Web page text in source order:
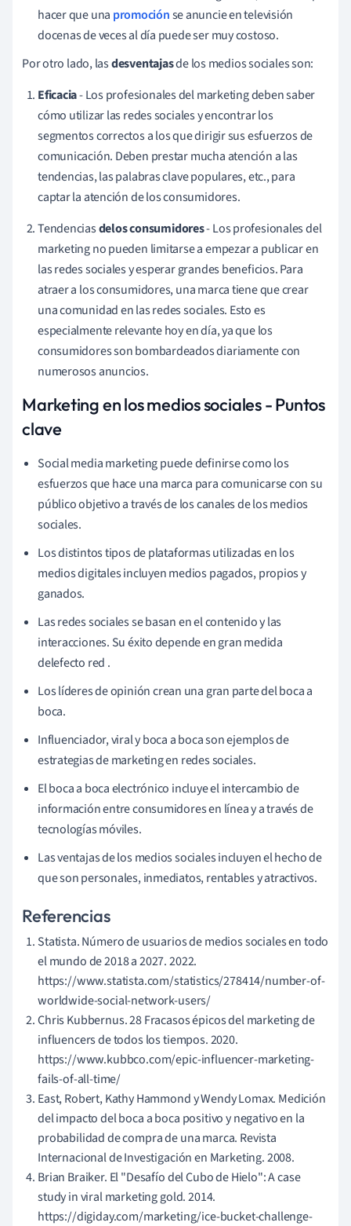
hacer que una promociónse anuncie en televisión
docenas de veces al día puede ser muy costoso.
Por otro lado, lasdesventajasde los medios sociales son:
Eficacia- Los profesionales del marketing deben saber
cómo utilizar las redes sociales y encontrar los
segmentos correctos a los que dirigir sus esfuerzos de
comunicación. Deben prestar mucha atención a las
tendencias, las palabras clave populares, etc., para
captar la atención de los consumidores.
Tendenciasdelos consumidores- Los profesionales del
marketing no pueden limitarse a empezar a publicar en
las redes sociales y esperar grandes beneficios. Para
atraer a los consumidores, una marca tiene que crear
una comunidad en las redes sociales. Esto es
especialmente relevante hoy en día, ya que los
consumidores son bombardeados diariamente con
numerosos anuncios.
Marketing en los medios sociales - Puntos
clave
Socialmediamarketing puede definirse como los
esfuerzos que hace una marca para comunicarse con su
público objetivo a través de los canales de los medios
sociales.
Los distintos tipos de plataformas utilizadas en los
medios digitales incluyen medios pagados, propios y
ganados.
Las redes sociales se basan en el contenido y las
interacciones. Su éxito depende en gran medida
delefecto red .
Los líderes de opinióncrean una gran parte del boca a
boca.
Influenciador, viral y boca a boca son ejemplos de
estrategias de marketing en redes sociales.
El boca a boca electrónico incluye el intercambio de
información entre consumidores en línea y a través de
tecnologías móviles.
Las ventajas de los medios sociales incluyen el hecho de
que son personales, inmediatos, rentables y atractivos.
Referencias
Statista. Número de usuarios de medios sociales en todo
el mundo de 2018 a 2027. 2022.
https://www.statista.com/statistics/278414/number-of-
worldwide-social-network-users/
Chris Kubbernus. 28 Fracasos épicos del marketing de
influencers de todos los tiempos. 2020.
https://www.kubbco.com/epic-influencer-marketing-
fails-of-all-time/
East, Robert, Kathy Hammond y Wendy Lomax. Medición
del impacto del boca a boca positivo y negativo en la
probabilidad de compra de una marca. Revista
Internacional de Investigación en Marketing. 2008.
Brian Braiker. El "Desafío del Cubo de Hielo": A case
study in viral marketing gold. 2014.
https://digiday.com/marketing/ice-bucket-challenge-